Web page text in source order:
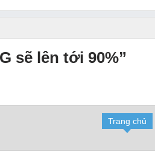
sẽ lên tới 90%”
Trang chủ